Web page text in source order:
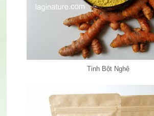
Tinh Bột Nghệ